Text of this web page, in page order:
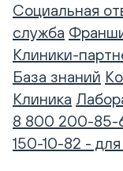
Социальная
служба
Клиники-
База знаний
Клиника
8 800 200-85-
150-10-82 -